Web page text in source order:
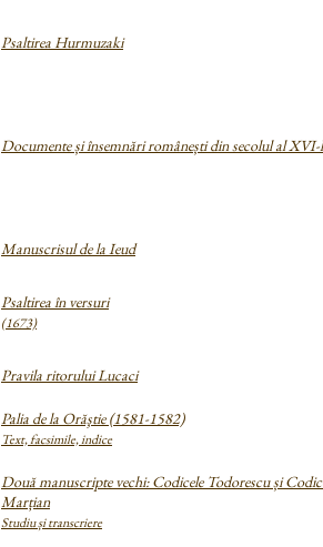
Psaltirea Hurmuzaki
Documente și însemnări românești din secolul al XVI-
Manuscrisul de la Ieud
Psaltirea în versuri
(1673)
Pravila ritorului Lucaci
Palia de la Orăştie (1581-1582)
Text, facsimile, indice
Două manuscripte vechi: Codicele Todorescu și
Marțian
Studiu și transcriere